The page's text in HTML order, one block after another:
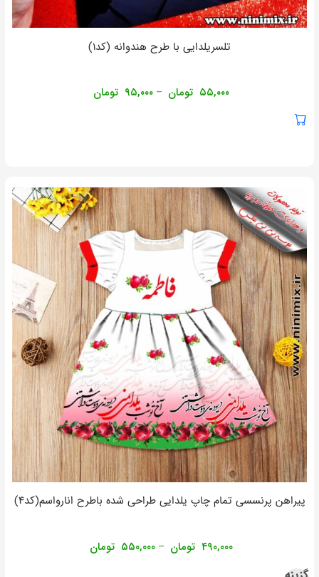
تلسریلدایی با طرح هندوانه (کد۱)
۵۵,۰۰۰ تومان – ۹۵,۰۰۰ تومان
پیراهن پرنسسی تمام چاپ یلدایی طراحی شده باطرح انارواسم(کد۴)
۴۹۰,۰۰۰ تومان – ۵۵۰,۰۰۰ تومان